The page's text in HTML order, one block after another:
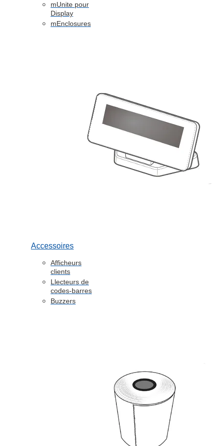
mUnite pour
Display
mEnclosures
Accessoires
Afficheurs
clients
Llecteurs de
codes-barres
Buzzers